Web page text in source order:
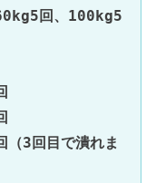
回、100kg5
3回目で潰れま